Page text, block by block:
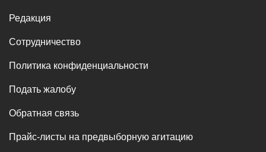
Редакция
Сотрудничество
Политика конфиденциальности
Подать жалобу
Обратная связь
Прайс-листы на предвыборную агитацию